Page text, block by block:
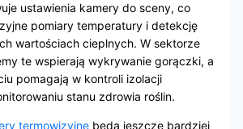
ustawienia kamery do sceny, co
pomiary temperatury i detekcję
wartościach cieplnych. W sektorze
te wspierają wykrywanie gorączki, a
pomagają w kontroli izolacji
stanu zdrowia roślin.
termowizyjnebędą jeszcze bardziej